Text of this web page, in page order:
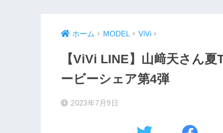
ホーム MODEL ViVi
【ViVi LINE】山﨑天さん
ービーシェア第4弾
2023年7月9日